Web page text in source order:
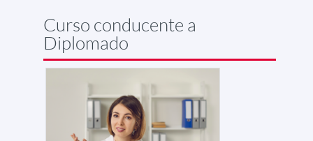
Curso conducente a
Diplomado